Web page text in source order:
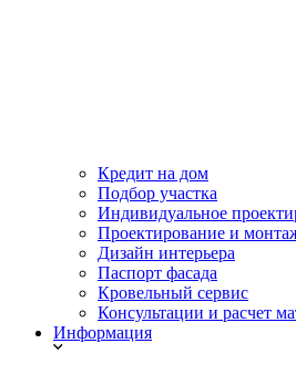
Кредит на дом
Подбор участка
Индивидуальное
Проектирование и
Дизайн интерьера
Паспорт фасада
Кровельный сервис
Консультации и расчет
Информация